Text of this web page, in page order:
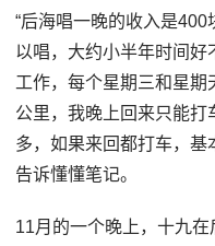
“后海唱一晚的收入是
以唱，大约小半年时间好
工作，每个星期三和星期
公里，我晚上回来只能
多，如果来回都打车，基
告诉懂懂笔记。
11月的一个晚上，十九